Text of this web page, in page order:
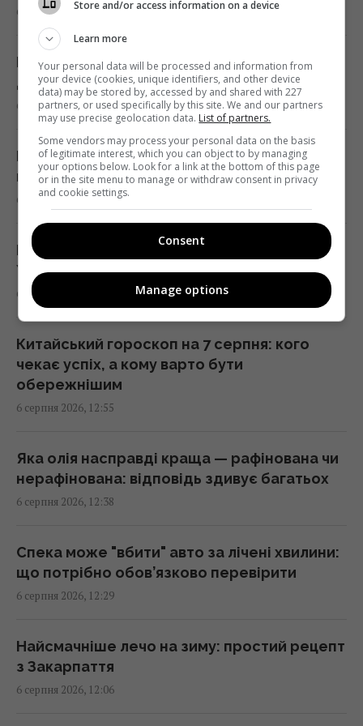
Судноплавство через Баб-ель-Мандебську
протоку майже повністю зупинилося, –
Reuters
13:02 четвер, 06 серпня 2026
Starlink Маска підкорює авіацію: названо
авіакомпанії, які мають супутниковий Wi-Fi
на борту
Не завжди про ввічливість: ось що
приховують люди, які дякують за кожну
дрібницю
Маскують під роботу, шлюб та лікування:
голова Нацполіції про нові схеми торгівлі
"Непомітні" російські диверсії: війна в
Запах, якого бояться миші: названо
Стефанішину підозрюють в незаконному
6 серпня 2026, 13:23
Гайтана опублікувала рідкісний знімок із
донькою біля моря
6 серпня 2026, 13:17
Морква більше не буде гіркою: що
потрібно зробити ще до збору врожаю
6 серпня 2026, 13:09
Похолодання і сильні дощі накривають
Україну: коли спека відступить всюди
6 серпня 2026, 12:58
Китайський гороскоп на 7 серпня: кого
чекає успіх, а кому варто бути
обережнішим
6 серпня 2026, 12:55
Яка олія насправді краща — рафінована чи
нерафінована: відповідь здивує багатьох
6 серпня 2026, 12:38
Спека може "вбити" авто за лічені хвилини:
що потрібно обов’язково перевірити
6 серпня 2026, 12:29
Найсмачніше лечо на зиму: простий рецепт
з Закарпаття
6 серпня 2026, 12:06
Store and/or access information on a device
Learn more
Your personal data will be processed and information from
your device (cookies, unique identifiers, and other device
data) may be stored by, accessed by and shared with 227
partners, or used specifically by this site. We and our partners
may use precise geolocation data. List of partners.
Some vendors may process your personal data on the basis
of legitimate interest, which you can object to by managing
your options below. Look for a link at the bottom of this page
or in the site menu to manage or withdraw consent in privacy
and cookie settings.
Consent
Manage options